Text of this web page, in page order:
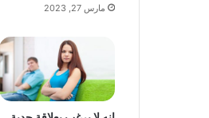
مارس 27, 2023